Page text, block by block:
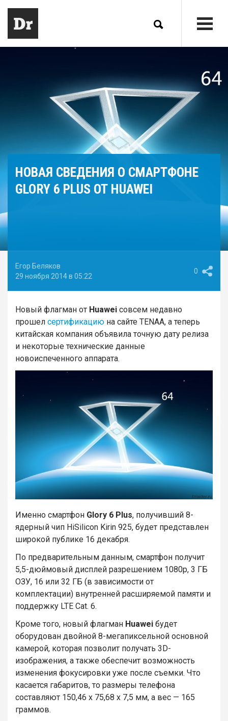
НОВАЯ СВЕДЕНИЯ О СМАРТФОНЕ
GLORY 6 PLUS ОТ HUAWEI
Егор Беляков
29 ноября 2014 в 05:22
0
Новый флагман от Huawei совсем недавно
прошел сертификацию на сайте TENAA, а теперь
китайская компания объявила точную дату релиза
и некоторые технические данные
новоиспеченного аппарата.
Именно смартфон Glory 6 Plus, получивший 8-
ядерный чип HiSilicon Kirin 925, будет представлен
широкой публике 16 декабря.
По предварительным данным, смартфон получит
5,5-дюймовый дисплей разрешением 1080p, 3 ГБ
ОЗУ, 16 или 32 ГБ (в зависимости от
комплектации) внутренней расширяемой памяти и
поддержку LTE Cat. 6.
Кроме того, новый флагман Huawei будет
оборудован двойной 8-мегапиксельной основной
камерой, которая позволит получать 3D-
изображения, а также обеспечит возможность
изменения фокусировки уже после съемки. Что
касается габаритов, то размеры телефона
составляют 150,46 х 75,68 х 7,5 мм, а вес — 165
граммов.